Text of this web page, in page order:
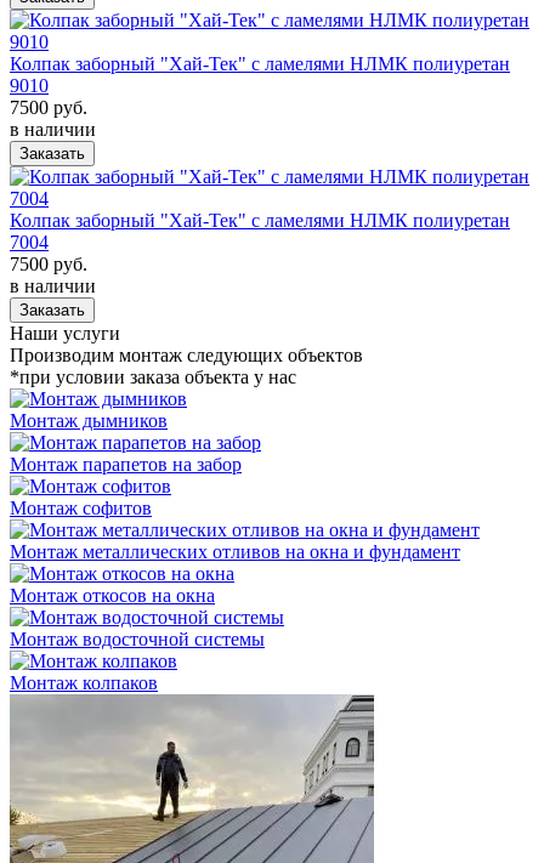
Колпак заборный "Хай-Тек" с ламелями НЛМК полиуретан
9010
7500 руб.
в наличии
Заказать
Колпак заборный "Хай-Тек" с ламелями НЛМК полиуретан
7004
7500 руб.
в наличии
Заказать
Наши услуги
Производим монтаж следующих объектов
*при условии заказа объекта у нас
Монтаж дымников
Монтаж парапетов на забор
Монтаж софитов
Монтаж металлических отливов на окна и фундамент
Монтаж откосов на окна
Монтаж водосточной системы
Монтаж колпаков